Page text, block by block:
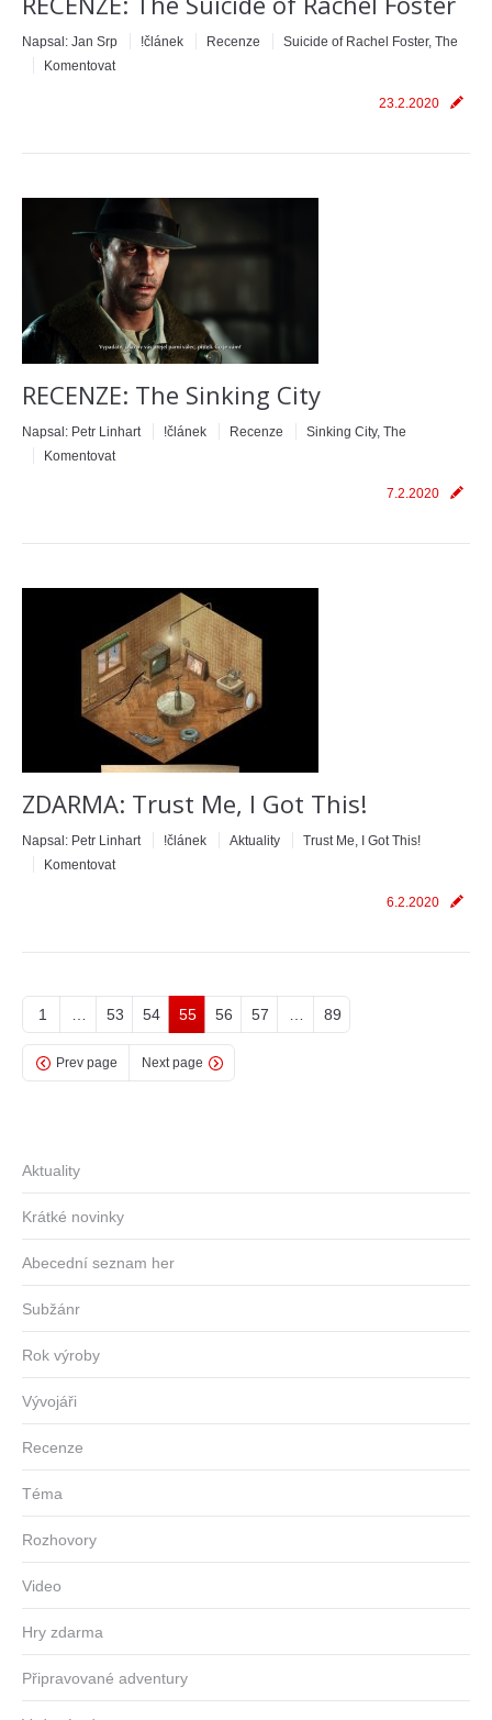
Napsal: Jan Srp !článek Recenze
Suicide of Rachel Foster, The
Komentovat
23.2.2020
RECENZE: The Sinking City
Napsal: Petr Linhart !článek Recenze
Sinking City, The
Komentovat
7.2.2020
ZDARMA: Trust Me, I Got This!
Napsal: Petr Linhart !článek Aktuality
Trust Me, I Got This!
Komentovat
6.2.2020
1 53 54 55 56 57 89
Prev page Next page
Aktuality
Krátké novinky
Abecední seznam her
Subžánr
Rok výroby
Vývojáři
Recenze
Téma
Rozhovory
Video
Hry zdarma
Připravované adventury